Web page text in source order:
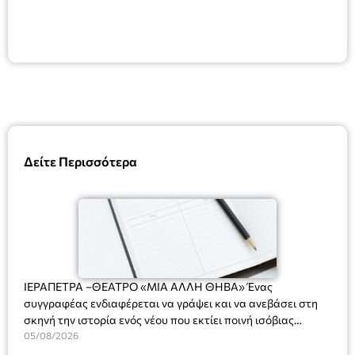
Δείτε Περισσότερα
ΙΕΡΑΠΕΤΡΑ –ΘΕΑΤΡΟ «ΜΙΑ ΑΛΛΗ ΘΗΒΑ» Ένας
συγγραφέας ενδιαφέρεται να γράψει και να ανεβάσει στη
σκηνή την ιστορία ενός νέου που εκτίει ποινή ισόβιας
κάθειρξης για πατροκτονία. Ένα πολυβραβευμένο έργο για
05/08/2026